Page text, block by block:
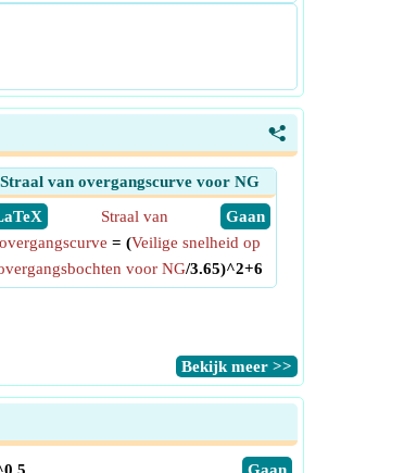
<
Straal van overgangscurve voor NG
​ Gaan
Straal van
overgangscurve = (Veilige snelheid op
voor NG/3.65)^2+6
​Bekijk meer >>